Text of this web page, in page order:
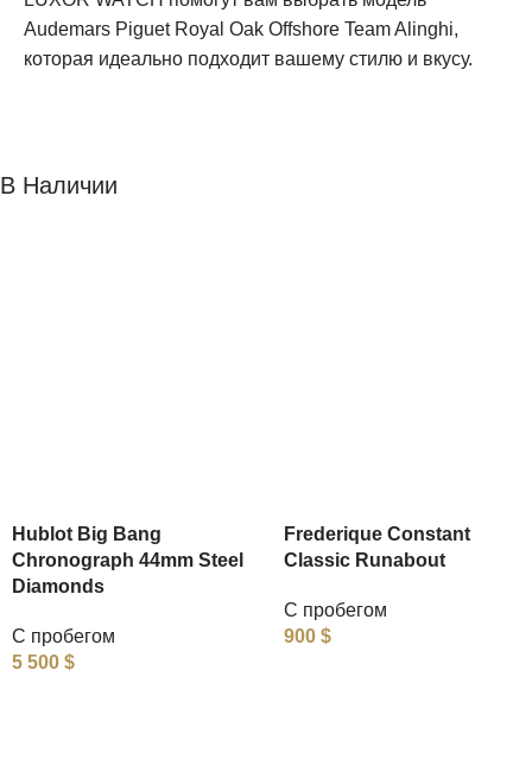
Audemars Piguet Royal Oak Offshore Team Alinghi,
которая идеально подходит вашему стилю и вкусу.
В Наличии
Hublot Big Bang
Chronograph 44mm Steel
Diamonds
С пробегом
5 500 $
Frederique Constant
Classic Runabout
С пробегом
900 $